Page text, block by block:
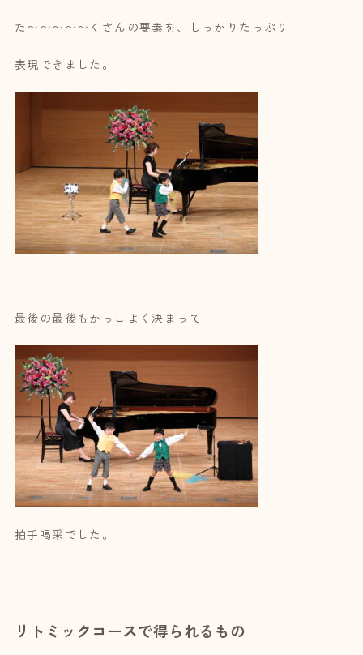
た〜〜〜〜〜くさんの要素を、しっかりたっぷり
表現できました。
最後の最後もかっこよく決まって
拍手喝采でした。
リトミックコースで得られるもの